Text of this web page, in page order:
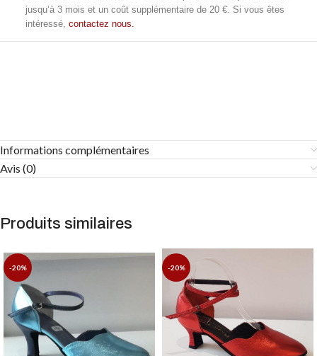
jusqu’à 3 mois et un coût supplémentaire de 20 €. Si vous êtes
intéressé, contactez nous.
Informations complémentaires
Avis (0)
Produits similaires
-20% -20%